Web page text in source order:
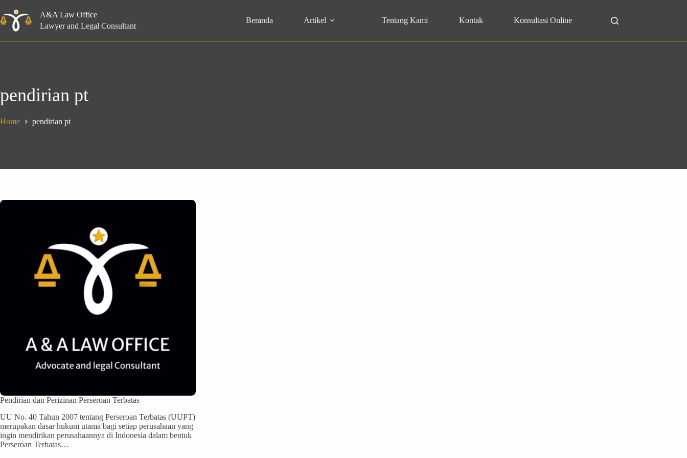
to
content
A&A Law Office
Lawyer and Legal Consultant
Beranda Artikel Tentang Kami Kontak Konsultasi Online
pendirian pt
Home pendirian pt
Pendirian dan Perizinan Perseroan Terbatas
UU No. 40 Tahun 2007 tentang Perseroan Terbatas (UUPT)
merupakan dasar hukum utama bagi setiap perusahaan yang
ingin mendirikan perusahaannya di Indonesia dalam bentuk
Perseroan Terbatas…